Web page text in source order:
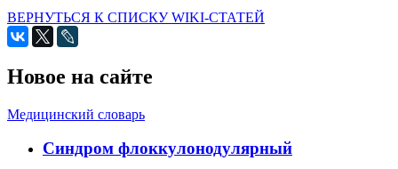
ВЕРНУТЬСЯ К СПИСКУ WIKI-СТАТЕЙ
Новое на сайте
Медицинский словарь
Cиндром флоккулонодулярный